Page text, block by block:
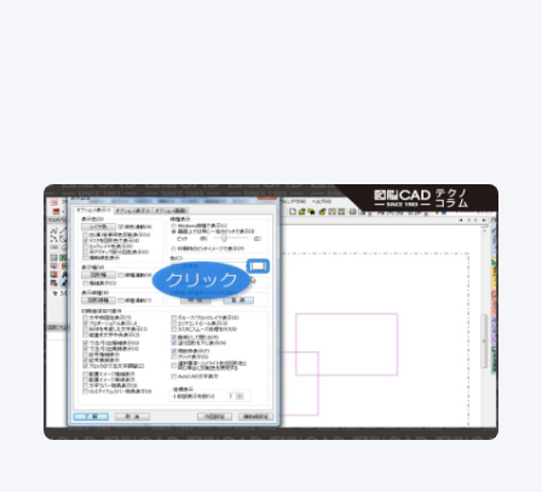
No.102 図面の背景色 白派？黒派？ 背景色をカ
ンタン変更
2D CAD